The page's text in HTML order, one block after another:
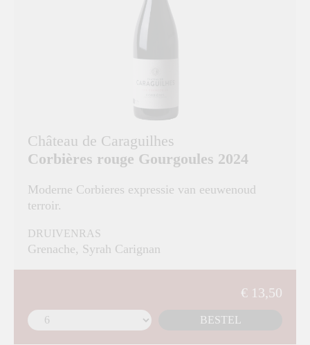
Château de Caraguilhes
Corbières rouge Gourgoules 2024
Moderne Corbieres expressie van eeuwenoud
terroir.
DRUIVENRAS
Grenache, Syrah Carignan
€ 13,50
BESTEL